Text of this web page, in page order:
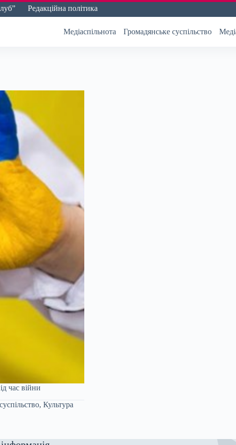
Редакційна політика
Медіаспільнота Громадянське суспільство
час війни
, Культура